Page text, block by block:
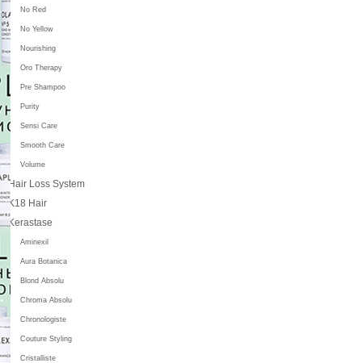
No Red
No Yellow
Nourishing
Oro Therapy
Pre Shampoo
Purity
Sensi Care
Smooth Care
Volume
Hair Loss System
K18 Hair
Kerastase
Aminexil
Aura Botanica
Blond Absolu
Chroma Absolu
Chronologiste
Couture Styling
Cristalliste